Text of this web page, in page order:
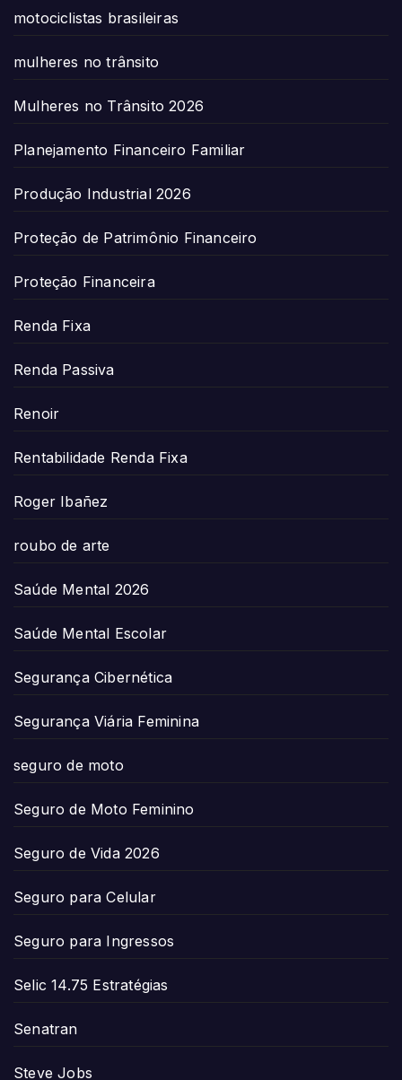
motociclistas brasileiras
mulheres no trânsito
Mulheres no Trânsito 2026
Planejamento Financeiro Familiar
Produção Industrial 2026
Proteção de Patrimônio Financeiro
Proteção Financeira
Renda Fixa
Renda Passiva
Renoir
Rentabilidade Renda Fixa
Roger Ibañez
roubo de arte
Saúde Mental 2026
Saúde Mental Escolar
Segurança Cibernética
Segurança Viária Feminina
seguro de moto
Seguro de Moto Feminino
Seguro de Vida 2026
Seguro para Celular
Seguro para Ingressos
Selic 14.75 Estratégias
Senatran
Steve Jobs